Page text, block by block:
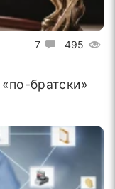
7 495
братски»